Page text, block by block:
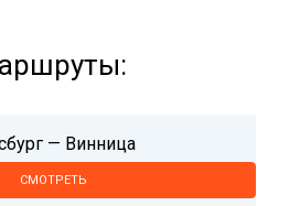
— Винница
СМОТРЕТЬ